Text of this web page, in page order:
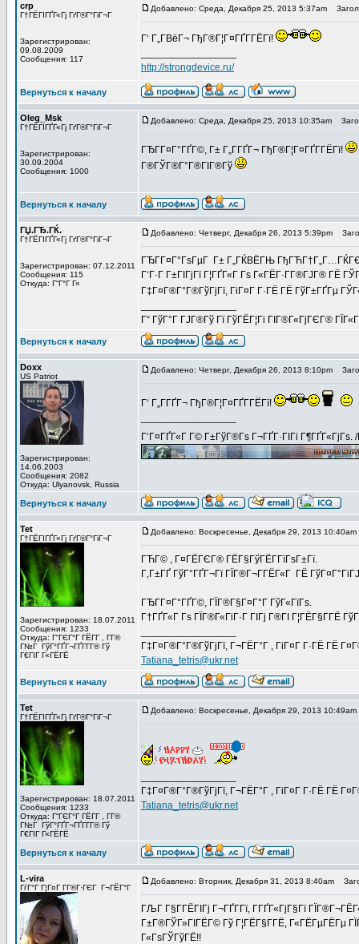
crp
Г†ГЁГІГҐГ«Гј ГґГ®Г°ГіГ¬Г
Зарегистрирован:
09.08.2009
Сообщения: 117
Добавлено: Среда, Декабря 25, 2013 5:37am
Г‘ Г„Г­ВёГ¬ ГђГ®Г¦Г¤ГҐГ­ГЁГї!
http://strongdevice.ru/
Вернуться к началу
Oleg_Msk
Г†ГЁГІГҐГ«Гј ГґГ®Г°ГіГ¬Г
Зарегистрирован:
30.09.2004
Сообщения: 1000
Добавлено: Среда, Декабря 25, 2013 10:35am
ГЂГ­Г¤Г°ГҐГ©, Г± Г„Г­ГҐГ¬ ГђГ®Г¦Г¤ГҐГ­ГЁГї!
Г®ГЎГ®Г°Г®ГІГ®Гў
Вернуться к началу
ГЏ.ГЂ.ГЌ.
Г†ГЁГІГҐГ«Гј ГґГ®Г°ГіГ¬Г
Зарегистрирован: 07.12.2011
Сообщения: 115
Откуда: Г“Г°Г Г«
Добавлено: Четверг, Декабря 26, 2013 5:39pm
ГЂГ­Г¤Г°ГѕГµГ Г± Г„ГЌВЁГЊ
Г‘Г·Г Г±ГІГјГї Г¦ГҐГ«Г Гѕ Г«ГЁГ·Г­Г®ГЈГ® ГЁ
Г‡Г¤Г®Г°Г®ГўГјГї, ГіГ¤Г Г·ГЁ ГЁ ГўГ±ГҐГµ
Г“ ГўГ°Г ГЈГ®Гў Гї ГўГЁГ¦Гі ГІГ®Г«ГјГЄГ®
Вернуться к началу
Doxx
US Patriot
Зарегистрирован:
14.06.2003
Сообщения: 2082
Откуда: Ulyanovsk, Russia
Добавлено: Четверг, Декабря 26, 2013 8:10pm
Г‘ Г„Г­ГҐГ¬ ГђГ®Г¦Г¤ГҐГ­ГЁГї!
Г‘Г¤ГҐГ«Г Г© Г±ГўГ®Гѕ Г¬ГҐГ·ГІГі Г¶ГҐГ«ГјГѕ.
Вернуться к началу
Tet
Г†ГЁГІГҐГ«Гј ГґГ®Г°ГіГ¬Г
Зарегистрирован: 18.07.2011
Сообщения: 1233
Откуда: Г“ГЄГ°Г ГЁГ­Г , Г­Г®
Г№Г ГўГ°ГҐГ¬ГҐГ­Г­Г® Гў
Г€ГІГ Г«ГЁГЁ
Добавлено: Воскресенье, Декабря 29, 2013 10:40am
ГЋГ© , Г¤ГЁГЄГ® ГЁГ§ГўГЁГ­ГїГѕГ±Гї.
Г‚Г±ГҐ ГўГ°ГҐГ¬Гї ГЇГ®Г¬Г­ГЁГ«Г ГЁ
ГЂГ­Г¤Г°ГҐГ©, ГЇГ®Г§Г¤Г°Г ГўГ«ГїГѕ.
Г†ГҐГ«Г Гѕ ГЇГ®Г«ГіГ·Г ГІГј Г®ГІ Г¦ГЁГ§Г­ГЁ
Г‡Г¤Г®Г°Г®ГўГјГї, Г¬ГЁГ°Г , ГіГ¤Г Г·ГЁ ГЁ
Tatiana_tetris@ukr.net
Вернуться к началу
Tet
Г†ГЁГІГҐГ«Гј ГґГ®Г°ГіГ¬Г
Зарегистрирован: 18.07.2011
Сообщения: 1233
Откуда: Г“ГЄГ°Г ГЁГ­Г , Г­Г®
Г№Г ГўГ°ГҐГ¬ГҐГ­Г­Г® Гў
Г€ГІГ Г«ГЁГЁ
Добавлено: Воскресенье, Декабря 29, 2013 10:49am
Г‡Г¤Г®Г°Г®ГўГјГї, Г¬ГЁГ°Г , ГіГ¤Г Г·ГЁ ГЁ
Tatiana_tetris@ukr.net
Вернуться к началу
L-vira
ГѓГ°Г Г¦Г¤Г Г­Г®Г·ГЄГ Г¬ГЁГ°Г
Добавлено: Вторник, Декабря 31, 2013 8:40am
ГЉГ Г§Г­ГЁГІГј Г¬ГҐГ­Гї, Г­ГҐГ«ГјГ§Гї
Г±Г®ГЎГ»ГІГЁГ© Гў Г¦ГЁГ§Г­ГЁ, Г«ГЁГµГЁГµ
Г«ГѕГЎГўГЁ!!